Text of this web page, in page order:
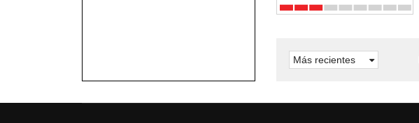
Más recientes